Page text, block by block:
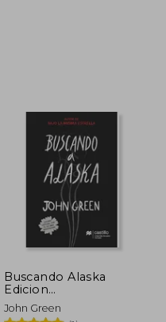
40%
dcto.
Buscando Alaska
Edicion
Conmemorativa
John Green